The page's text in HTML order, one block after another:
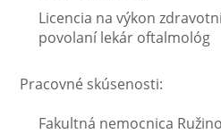
Licencia na výkon
povolaní lekár oftalmológ
Pracovné skúsenosti:
Fakultná nemocnica